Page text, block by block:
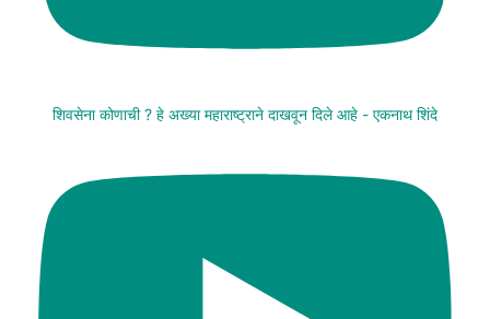
शिवसेना कोणाची ? हे अख्या महाराष्ट्राने दाखवून दिले आहे - एकनाथ शिंदे